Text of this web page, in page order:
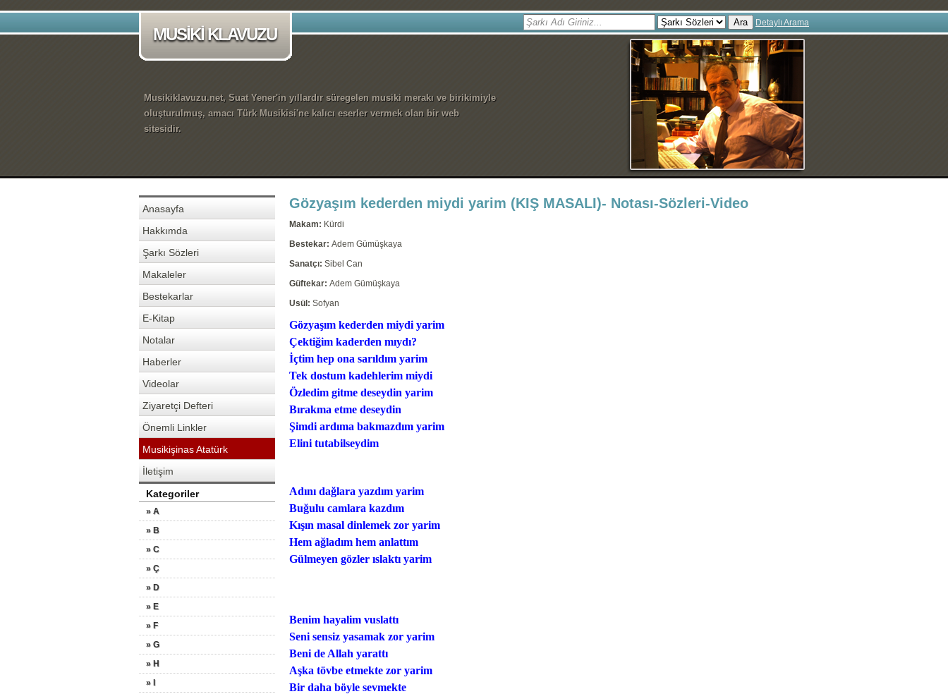
MUSİKİ KLAVUZU
Ara Detaylı Arama
Musikiklavuzu.net, Suat Yener'in yıllardır süregelen musiki merakı ve birikimiyle
oluşturulmuş, amacı Türk Musikisi'ne kalıcı eserler vermek olan bir web
sitesidir.
Anasayfa
Hakkımda
Şarkı Sözleri
Makaleler
Bestekarlar
E-Kitap
Notalar
Haberler
Videolar
Ziyaretçi Defteri
Önemli Linkler
Musikişinas Atatürk
İletişim
Kategoriler
» A
» B
» C
» Ç
» D
» E
» F
» G
» H
» I
Gözyaşım kederden miydi yarim (KIŞ MASALI)- Notası-Sözleri-Video
Makam: Kürdi
Bestekar: Adem Gümüşkaya
Sanatçı: Sibel Can
Güftekar: Adem Gümüşkaya
Usül: Sofyan
Gözyaşım kederden miydi yarim
Çektiğim kaderden mıydı?
İçtim hep ona sarıldım yarim
Tek dostum kadehlerim miydi
Özledim gitme deseydin yarim
Bırakma etme deseydin
Şimdi ardıma bakmazdım yarim
Elini tutabilseydim
Adını dağlara yazdım yarim
Buğulu camlara kazdım
Kışın masal dinlemek zor yarim
Hem ağladım hem anlattım
Gülmeyen gözler ıslaktı yarim
Benim hayalim vuslattı
Seni sensiz yasamak zor yarim
Beni de Allah yarattı
Aşka tövbe etmekte zor yarim
Bir daha böyle sevmekte